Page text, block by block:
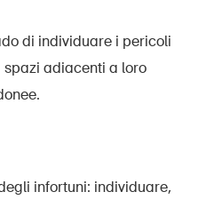
di individuare i pericoli
adiacenti a loro
infortuni: individuare,